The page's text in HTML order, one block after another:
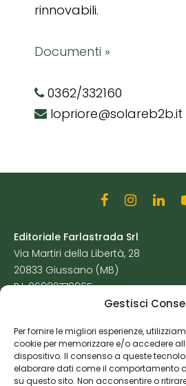
Gestisci
Per fornire le migliori esperienze,
cookie per memorizzare e/o accedere
dispositivo. Il consenso a queste
elaborare dati come il comportamento
su questo sito. Non acconsentire o
rinnovabili.
Documenti »
0362/332160
lopriore@solareb2b.it
Editoriale Farlastrada Srl
Via Martiri della Libertà, 28
20833 Giussano (MB)
P.I. 06982770965
Cookie Policy
Risorse Aggiuntive